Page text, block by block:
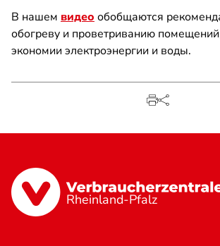
В нашем видео обобщаются
обогреву и проветриванию
экономии электроэнергии и воды.
Rheinland-Pfalz